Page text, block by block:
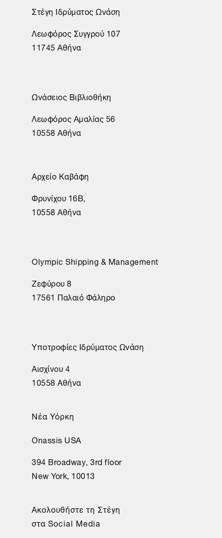
Στέγη Ιδρύματος Ωνάση
Λεωφόρος Συγγρού 107
11745 Αθήνα
Ωνάσειος Βιβλιοθήκη
Λεωφόρος Αμαλίας 56
10558 Αθήνα
Αρχείο Καβάφη
Φρυνίχου 16Β,
10558 Αθήνα
Olympic Shipping & Management
Ζεφύρου 8
17561 Παλαιό Φάληρο
Υποτροφίες Ιδρύματος Ωνάση
Αισχίνου 4
10558 Αθήνα
Νέα Υόρκη
Onassis USA
394 Broadway, 3rd floor
New York, 10013
Ακολουθήστε τη Στέγη
στα Social Media